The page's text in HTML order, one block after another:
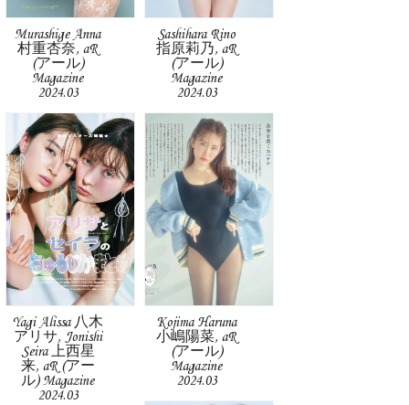
Murashige Anna
村重杏奈, aR
(アール)
Magazine
2024.03
Sashihara Rino
指原莉乃, aR
(アール)
Magazine
2024.03
Yagi Alissa 八木
アリサ, Jonishi
Seira 上西星
来, aR (アー
ル) Magazine
2024.03
Kojima Haruna
小嶋陽菜, aR
(アール)
Magazine
2024.03